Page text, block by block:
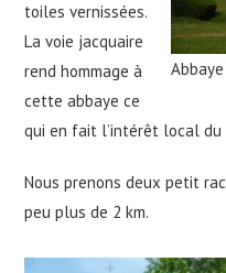
toiles vernissées.
La voie jacquaire
rend hommage à
cette abbaye ce
qui en fait l’intérêt local du
Nous prenons deux petit
peu plus de 2 km.